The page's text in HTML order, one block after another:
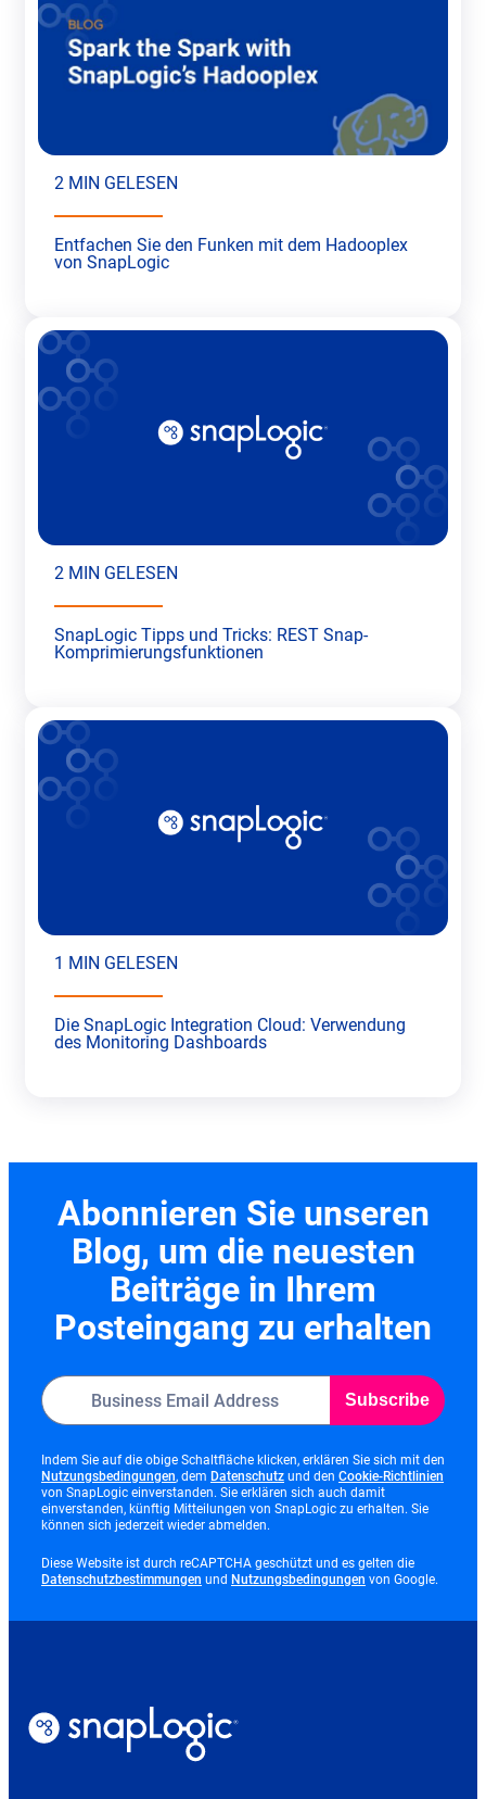
2 MIN GELESEN
Entfachen Sie den Funken mit dem Hadooplex
von SnapLogic
2 MIN GELESEN
SnapLogic Tipps und Tricks: REST Snap-
Komprimierungsfunktionen
1 MIN GELESEN
Die SnapLogic Integration Cloud: Verwendung
des Monitoring Dashboards
Abonnieren Sie unseren
Blog, um die neuesten
Beiträge in Ihrem
Posteingang zu erhalten
Subscribe
Indem Sie auf die obige Schaltfläche klicken, erklären Sie sich mit den
Nutzungsbedingungenopens
in
new
tab
, dem Datenschutzopens
in
new
und den Cookie-Richtlinien
von SnapLogic einverstanden. Sie erklären sich auch damit
einverstanden, künftig Mitteilungen von SnapLogic zu erhalten. Sie
können sich jederzeit wieder abmelden.
Diese Website ist durch reCAPTCHA geschützt und es gelten die
Datenschutzbestimmungen opens
und Nutzungsbedingungen opens
von Google.